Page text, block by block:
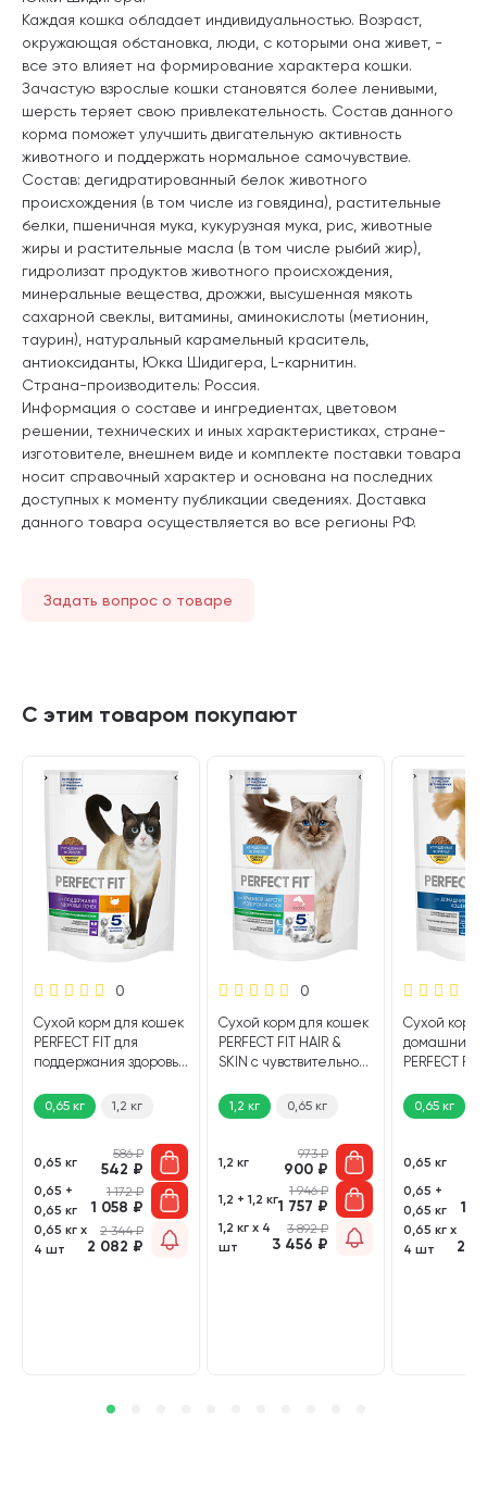
Каждая кошка обладает индивидуальностью. Возраст,
окружающая обстановка, люди, с которыми она живет, -
все это влияет на формирование характера кошки.
Зачастую взрослые кошки становятся более ленивыми,
шерсть теряет свою привлекательность. Состав данного
корма поможет улучшить двигательную активность
животного и поддержать нормальное самочувствие.
Состав: дегидратированный белок животного
происхождения (в том числе из говядина), растительные
белки, пшеничная мука, кукурузная мука, рис, животные
жиры и растительные масла (в том числе рыбий жир),
гидролизат продуктов животного происхождения,
минеральные вещества, дрожжи, высушенная мякоть
сахарной свеклы, витамины, аминокислоты (метионин,
таурин), натуральный карамельный краситель,
антиоксиданты, Юкка Шидигера, L-карнитин.
Страна-производитель: Россия.
Информация о составе и ингредиентах, цветовом
решении, технических и иных характеристиках, стране-
изготовителе, внешнем виде и комплекте поставки товара
носит справочный характер и основана на последних
доступных к моменту публикации сведениях. Доставка
данного товара осуществляется во все регионы РФ.
Задать вопрос о товаре
С этим товаром покупают
0
Сухой корм для кошек
PERFECT FIT для
поддержания здоровья
кг)0,65 кг 1,2 кг
0,65 кг
586₽
542 ₽
0,65 +
0,65 кг
1 172₽
1 058 ₽
0,65 кг х
4 шт
2 344₽
2 082 ₽
0
Сухой корм для кошек
PERFECT FIT HAIR &
SKIN с чувствительной
лосось (1,2 кг)
1,2 кг 0,65 кг
1,2 кг
973₽
900 ₽
1,2 + 1,2 кг
1 946₽
1 757 ₽
1,2 кг х 4
шт
3 892₽
3 456 ₽
Сухой корм
домашних
PERFECT
0,65 кг
0,65 кг
0,65 +
0,65 кг
1
0,65 кг х
4 шт
2